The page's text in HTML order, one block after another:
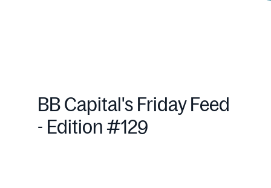
BB Capital's Friday Feed
- Edition #129